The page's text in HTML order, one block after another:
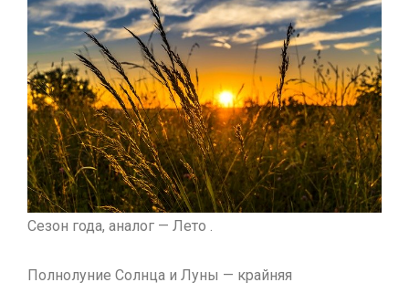
Сезон года, аналог — Лето .
Полнолуние Солнца и Луны — крайняя